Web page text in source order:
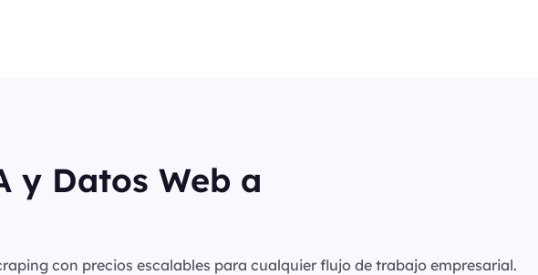
Datos Web a
con precios escalables para cualquier flujo de trabajo empresarial.